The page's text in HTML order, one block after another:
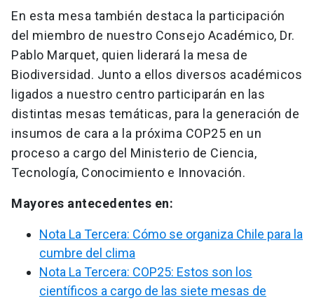
En esta mesa también destaca la participación
del miembro de nuestro Consejo Académico, Dr.
Pablo Marquet, quien liderará la mesa de
Biodiversidad. Junto a ellos diversos académicos
ligados a nuestro centro participarán en las
distintas mesas temáticas, para la generación de
insumos de cara a la próxima COP25 en un
proceso a cargo del Ministerio de Ciencia,
Tecnología, Conocimiento e Innovación.
Mayores antecedentes en:
Nota La Tercera: Cómo se organiza Chile para la
cumbre del clima
Nota La Tercera: COP25: Estos son los
científicos a cargo de las siete mesas de